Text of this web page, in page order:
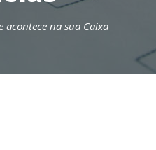
na sua Caixa